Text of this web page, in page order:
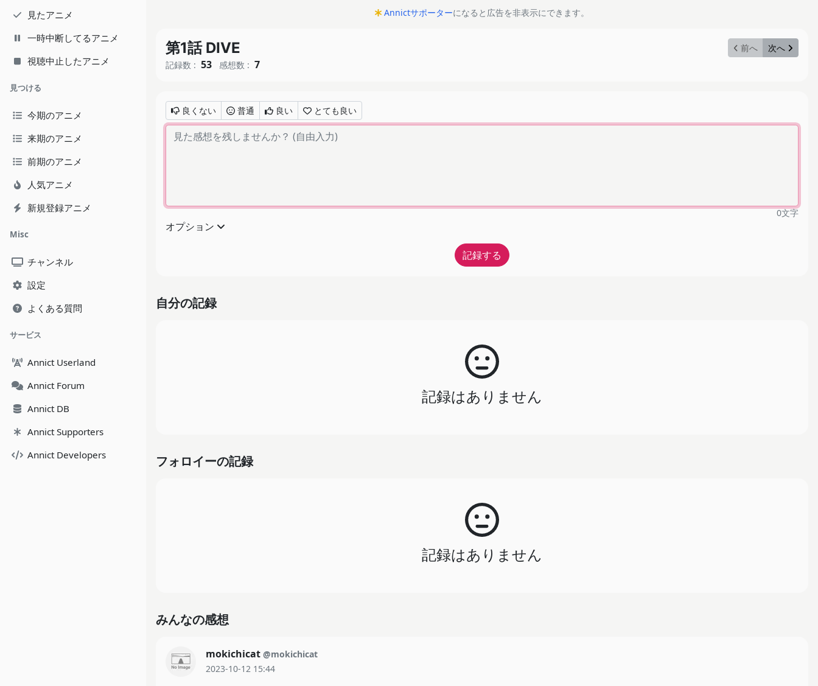
見たアニメ
一時中断してるアニメ
視聴中止したアニメ
見つける
今期のアニメ
来期のアニメ
前期のアニメ
人気アニメ
新規登録アニメ
Misc
チャンネル
設定
よくある質問
サービス
Annict Userland
Annict Forum
Annict DB
Annict Supporters
Annict Developers
Annictサポーターになると広告を非表示にできます。
第1話 DIVE 前へ
次へ
記録数 : 53 感想数 : 7
良くない 普通 良い とても良い
0文字
オプション
自分の記録
記録はありません
フォロイーの記録
記録はありません
みんなの感想
mokichicat @mokichicat
2023-10-12 15:44